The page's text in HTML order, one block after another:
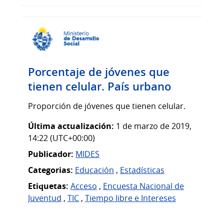
Porcentaje de jóvenes que
tienen celular. País urbano
Proporción de jóvenes que tienen celular.
Última actualización: 1 de marzo de 2019,
14:22 (UTC+00:00)
Publicador: MIDES
Categorias: Educación , Estadísticas
Etiquetas: Acceso , Encuesta Nacional de
Juventud , TIC , Tiempo libre e Intereses